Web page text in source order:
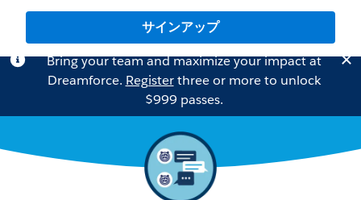
サインアップ
Bring your team and maximize your impact at
Dreamforce. Registerthree or more to unlock
$999 passes.